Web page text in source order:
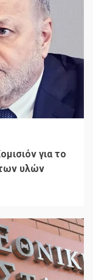
για το
υλών